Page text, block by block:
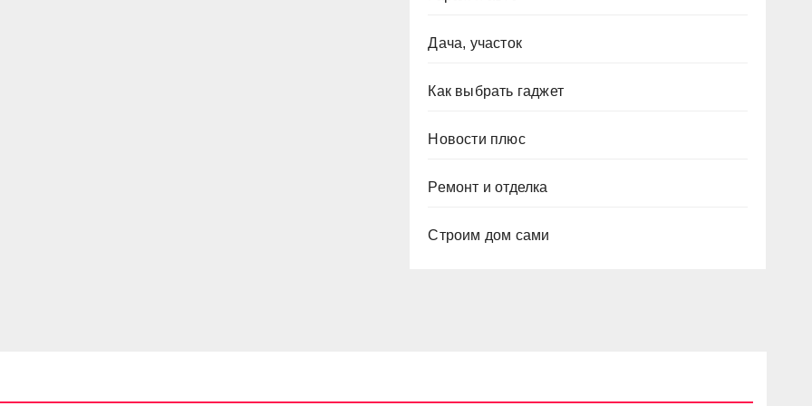
Дача, участок
Как выбрать гаджет
Новости плюс
Ремонт и отделка
Строим дом сами